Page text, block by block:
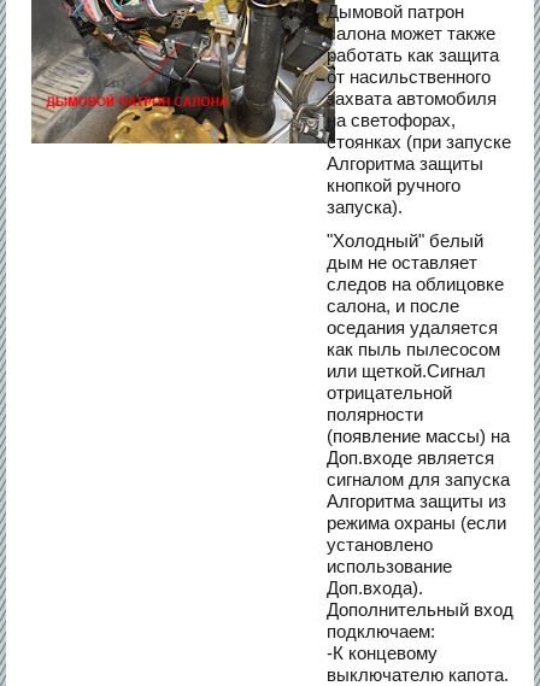
Дымовой патрон
салона может также
работать как защита
от насильственного
захвата автомобиля
на светофорах,
стоянках (при запуске
Алгоритма защиты
кнопкой ручного
запуска).
"Холодный" белый
дым не оставляет
следов на облицовке
салона, и после
оседания удаляется
как пыль пылесосом
или щеткой.Сигнал
отрицательной
полярности
(появление массы) на
Доп.входе является
сигналом для запуска
Алгоритма защиты из
режима охраны (если
установлено
использование
Доп.входа).
Дополнительный вход
подключаем:
-К концевому
выключателю капота.